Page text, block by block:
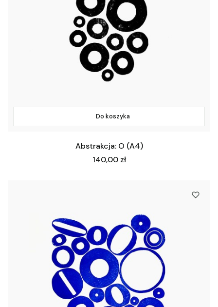
Do koszyka
Abstrakcja: O (A4)
Cena
140,00 zł